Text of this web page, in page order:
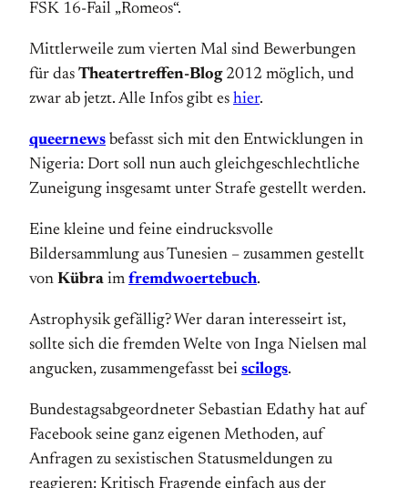
FSK 16-Fail „Romeos“.
Mittlerweile zum vierten Mal sind Bewerbungen
für das Theatertreffen-Blog2012 möglich, und
zwar ab jetzt. Alle Infos gibt es hier.
queernews befasst sich mit den Entwicklungen in
Nigeria: Dort soll nun auch gleichgeschlechtliche
Zuneigung insgesamt unter Strafe gestellt werden.
Eine kleine und feine eindrucksvolle
Bildersammlung aus Tunesien – zusammen gestellt
von Kübra im fremdwoertebuch.
Astrophysik gefällig? Wer daran interesseirt ist,
sollte sich die fremden Welte von Inga Nielsen mal
angucken, zusammengefasst bei scilogs.
Bundestagsabgeordneter Sebastian Edathy hat auf
Facebook seine ganz eigenen Methoden, auf
Anfragen zu sexistischen Statusmeldungen zu
reagieren: Kritisch Fragende einfach aus der